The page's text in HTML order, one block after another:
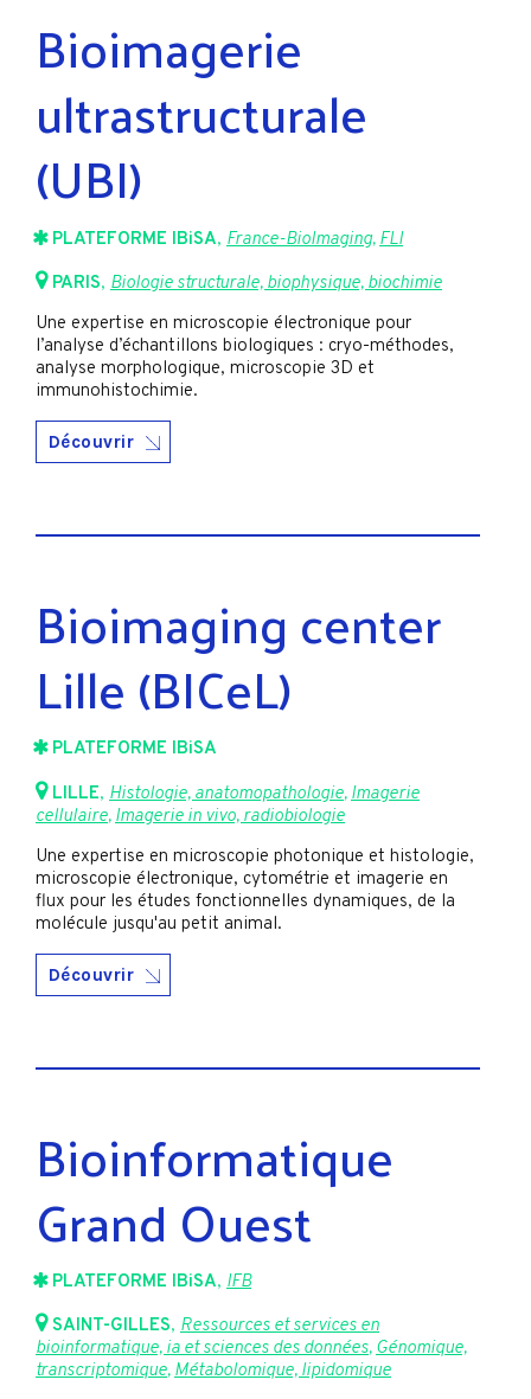
Bioimagerie
ultrastructurale
(UBI)
PLATEFORME IBiSA, France-BioImaging, FLI
PARIS, Biologie structurale, biophysique, biochimie
Une expertise en microscopie électronique pour
l’analyse d’échantillons biologiques : cryo-méthodes,
analyse morphologique, microscopie 3D et
immunohistochimie.
Découvrir
Bioimaging center
Lille (BICeL)
PLATEFORME IBiSA
LILLE, Histologie, anatomopathologie, Imagerie
cellulaire, Imagerie in vivo, radiobiologie
Une expertise en microscopie photonique et histologie,
microscopie électronique, cytométrie et imagerie en
flux pour les études fonctionnelles dynamiques, de la
molécule jusqu'au petit animal.
Découvrir
Bioinformatique
Grand Ouest
PLATEFORME IBiSA, IFB
SAINT-GILLES, Ressources et services en
bioinformatique, ia et sciences des données,Génomique,
transcriptomique,Métabolomique, lipidomique